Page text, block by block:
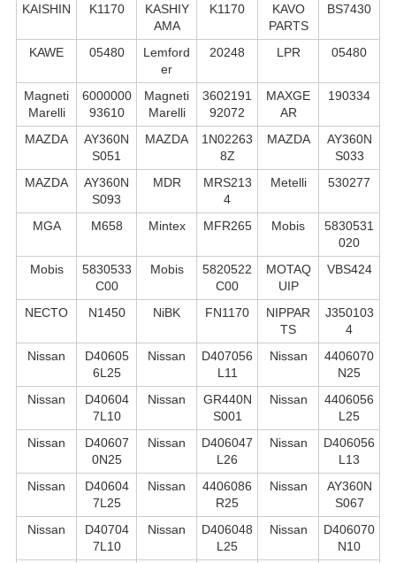
KAISHIN
K1170
KASHIY
AMA
K1170
KAVO
PARTS
BS7430
KAWE 05480
Lemford
er
20248 LPR 05480
Magneti
Marelli
6000000
93610
Magneti
Marelli
3602191
92072
MAXGE
AR
190334
MAZDA
AY360N
S051
MAZDA
1N02263
8Z
MAZDA
AY360N
S033
MAZDA
AY360N
S093
MDR
MRS213
4
Metelli 530277
MGA M658 Mintex MFR265 Mobis
5830531
020
Mobis
5830533
C00
Mobis
5820522
C00
MOTAQ
UIP
VBS424
NECTO N1450 NiBK FN1170
NIPPAR
TS
J350103
4
Nissan
D40605
6L25
Nissan
D407056
L11
Nissan
4406070
N25
Nissan
D40604
7L10
Nissan
GR440N
S001
Nissan
4406056
L25
Nissan
D40607
0N25
Nissan
D406047
L26
Nissan
D406056
L13
Nissan
D40604
7L25
Nissan
4406086
R25
Nissan
AY360N
S067
Nissan
D40704
7L10
Nissan
D406048
L25
Nissan
D406070
N10